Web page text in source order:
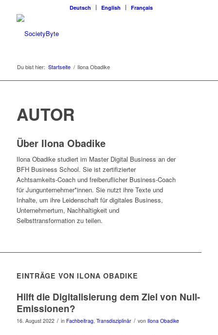
Deutsch English Français
Du bist hier: Startseite / Ilona Obadike
AUTOR
Über Ilona Obadike
Ilona Obadike studiert im Master Digital Business an der
BFH Business School. Sie ist zertifizierter
Achtsamkeits-Coach und freiberuflicher Business-Coach
für Jungunternehmer*innen. Sie nutzt ihre Texte und
Inhalte, um ihre Leidenschaft für digitales Business,
Unternehmertum, Nachhaltigkeit und
Selbsttransformation zu teilen.
EINTRÄGE VON ILONA OBADIKE
Hilft die Digitalisierung dem Ziel von Null-
Emissionen?
16. August 2022 / in Fachbeitrag, Transdisziplinär / von Ilona Obadike